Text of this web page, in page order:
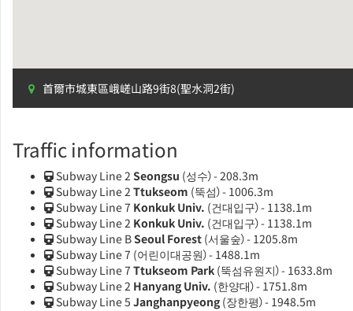
首爾市城東區峨嵯山路9街8(聖水洞2街)
Traffic information
Subway Line 2 Seongsu (성수）- 208.3m
Subway Line 2 Ttukseom (뚝섬）- 1006.3m
Subway Line 7 Konkuk Univ. (건대입구）- 1138.1m
Subway Line 2 Konkuk Univ. (건대입구）- 1138.1m
Subway Line BSeoul Forest (서울숲）- 1205.8m
Subway Line 7 (어린이대공원）- 1488.1m
Subway Line 7 Ttukseom Park (뚝섬유원지）- 1633.8m
Subway Line 2 Hanyang Univ. (한양대）- 1751.8m
Subway Line 5 Janghanpyeong (장한평）- 1948.5m